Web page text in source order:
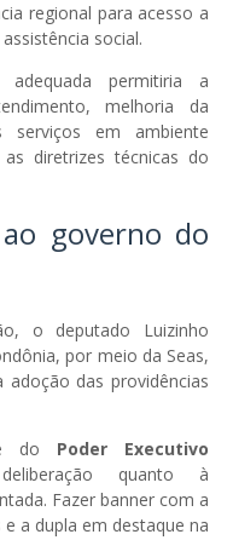
regional para acesso a
social.
permitiria a
melhoria da
serviços em ambiente
diretrizes técnicas do
governo do
o deputado Luizinho
por meio da Seas,
das providências
do Poder Executivo
quanto à
Fazer banner com a
a dupla em destaque na